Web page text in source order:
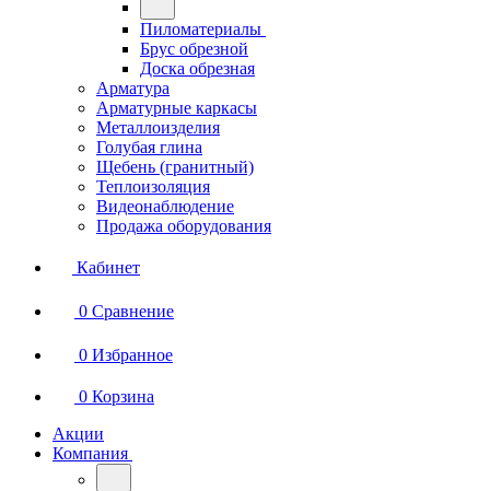
Пиломатериалы
Брус обрезной
Доска обрезная
Арматура
Арматурные каркасы
Металлоизделия
Голубая глина
Щебень (гранитный)
Теплоизоляция
Видеонаблюдение
Продажа оборудования
Кабинет
0 Сравнение
0 Избранное
0 Корзина
Акции
Компания